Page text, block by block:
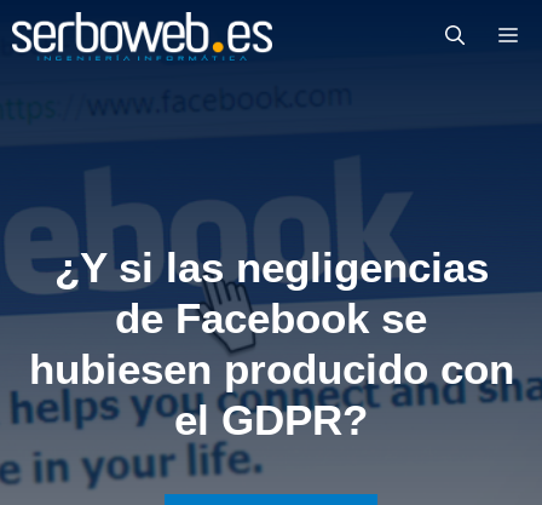
Saltar
al
¿Y si las negligencias
de Facebook se
hubiesen producido con
el GDPR?